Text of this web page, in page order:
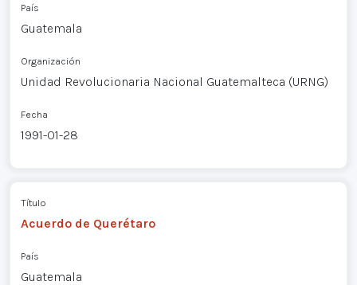
País
Guatemala
Organización
Unidad Revolucionaria Nacional Guatemalteca (URNG)
Fecha
1991-01-28
Título
Acuerdo de Querétaro
País
Guatemala